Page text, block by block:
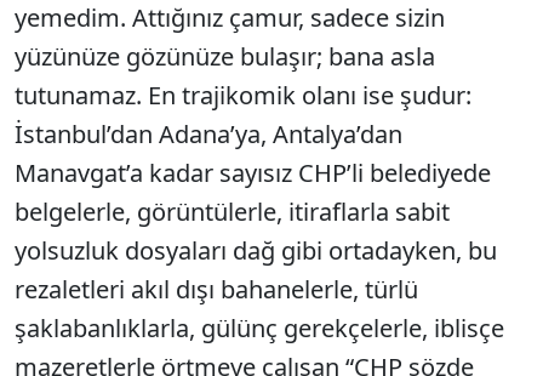
yemedim. Attığınız çamur, sadece sizin
yüzünüze gözünüze bulaşır; bana asla
tutunamaz. En trajikomik olanı ise şudur:
İstanbul’dan Adana’ya, Antalya’dan
Manavgat’a kadar sayısız CHP’li belediyede
belgelerle, görüntülerle, itiraflarla sabit
yolsuzluk dosyaları dağ gibi ortadayken, bu
rezaletleri akıl dışı bahanelerle, türlü
şaklabanlıklarla, gülünç gerekçelerle, iblisçe
mazeretlerle örtmeye çalışan “CHP sözde